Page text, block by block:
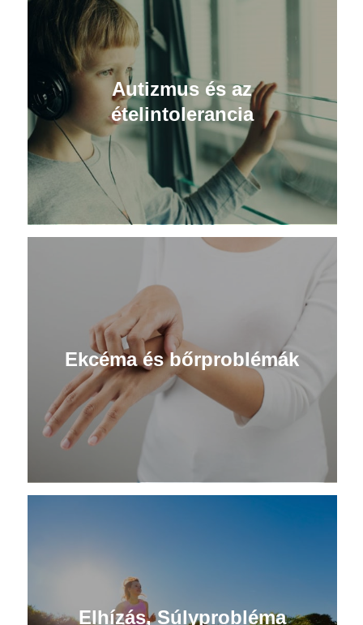
Autizmus és az
ételintolerancia
Ekcéma és bőrproblémák
Elhízás, Súlyprobléma